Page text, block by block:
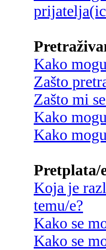
Kako
Zašto
Zašto mi
Kako
Kako
Pretplata/
Koja je
temu/e?
Kako se
Kako se